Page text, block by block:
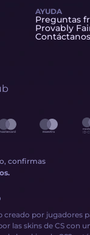
AYUDA
Preguntas
Provably
Contáctanos
confirmas
creado por jugadores
las skins de CS con